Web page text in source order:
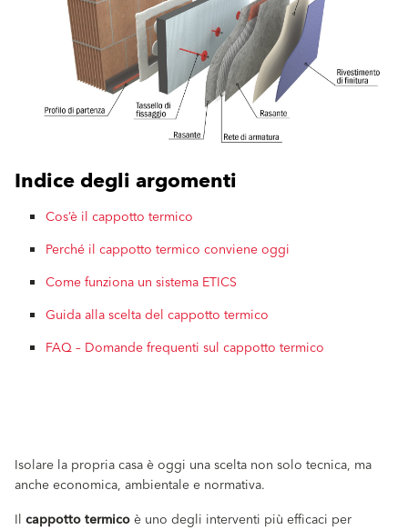
Indice degli argomenti
Cos’è il cappotto termico
Perché il cappotto termico conviene oggi
Come funziona un sistema ETICS
Guida alla scelta del cappotto termico
FAQ – Domande frequenti sul cappotto termico
Isolare la propria casa è oggi una scelta non solo tecnica, ma
anche economica, ambientale e normativa.
Il cappotto termicoè uno degli interventi più efficaci per